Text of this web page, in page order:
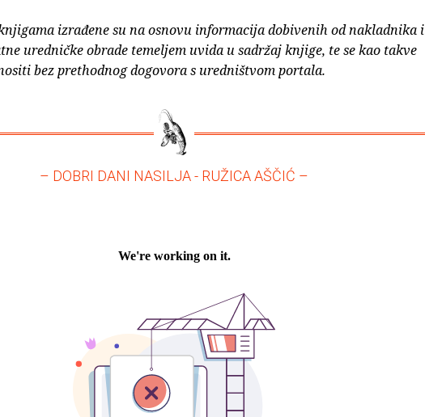
izrađene su na osnovu informacija dobivenih od nakladnika i
uredničke obrade temeljem uvida u sadržaj knjige, te se kao takve
bez prethodnog dogovora s uredništvom portala.
– DOBRI DANI NASILJA - RUŽICA AŠČIĆ –